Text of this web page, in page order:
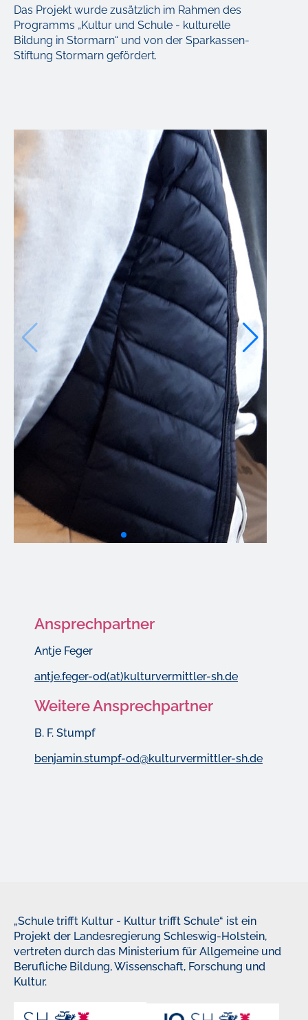
Das Projekt wurde zusätzlich im Rahmen des
Programms „Kultur und Schule - kulturelle
Bildung in Stormarn“ und von der Sparkassen-
Stiftung Stormarn gefördert.
Ansprechpartner
Antje Feger
antje.feger-od(at)kulturvermittler-sh.de
Weitere Ansprechpartner
B. F. Stumpf
benjamin.stumpf-od@kulturvermittler-sh.de
„Schule trifft Kultur - Kultur trifft Schule“ ist ein
Projekt der Landesregierung Schleswig-Holstein,
vertreten durch das Ministerium für Allgemeine und
Berufliche Bildung, Wissenschaft, Forschung und
Kultur.